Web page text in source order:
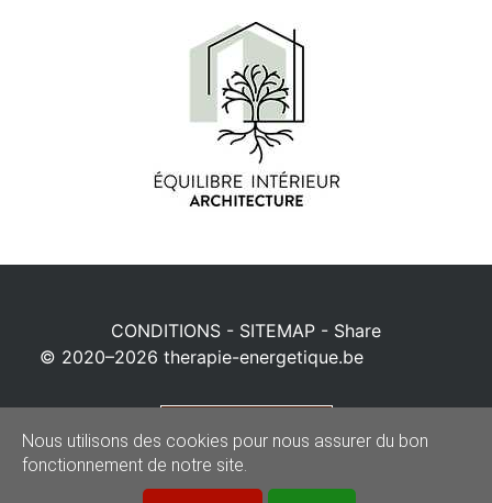
CONDITIONS - SITEMAP - Share
© 2020–2026 therapie-energetique.be
Powered by
Nous utilisons des cookies pour nous assurer du bon
fonctionnement de notre site.